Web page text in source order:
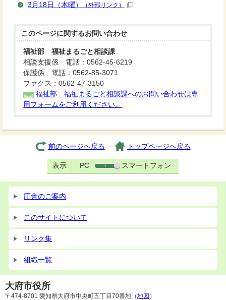
3月18日（木曜） （外部リンク）
このページに関するお問い合わせ
福祉部 福祉まるごと相談課
相談支援係 電話：0562-45-6219
保護係 電話：0562-85-3071
ファクス：0562-47-3150
福祉部 福祉まるごと相談課へのお問い合わせは専
用フォームをご利用ください。
前のページへ戻る トップページへ戻る
表示 PC スマートフォン
庁舎のご案内
このサイトについて
リンク集
組織一覧
大府市役所
〒474-8701 愛知県大府市中央町五丁目70番地（地図 ）